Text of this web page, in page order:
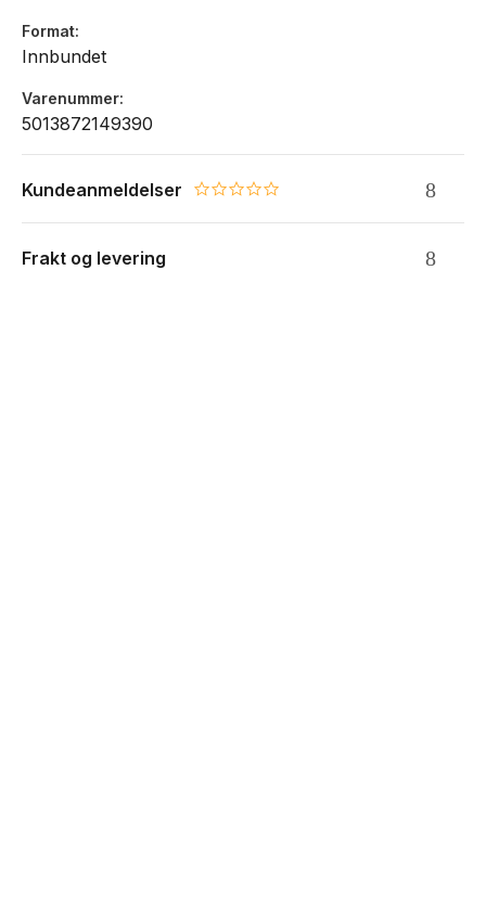
Format
Innbundet
Varenummer
5013872149390
Kundeanmeldelser 0.0 star rating
Frakt og levering